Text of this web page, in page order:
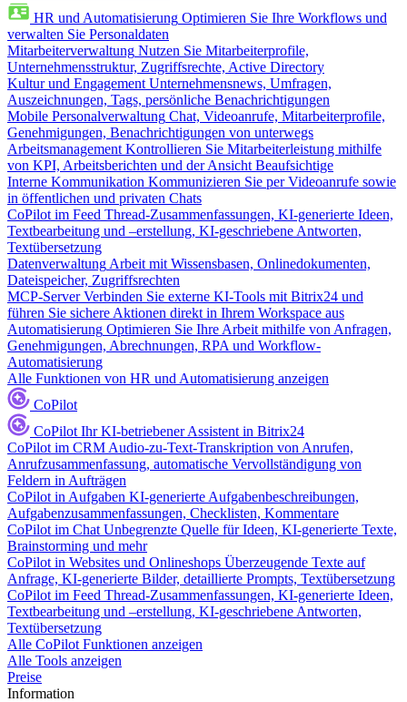
HR und Automatisierung Optimieren Sie Ihre Workflows und
verwalten Sie Personaldaten
Mitarbeiterverwaltung Nutzen Sie Mitarbeiterprofile,
Unternehmensstruktur, Zugriffsrechte, Active Directory
Kultur und Engagement Unternehmensnews, Umfragen,
Auszeichnungen, Tags, persönliche Benachrichtigungen
Mobile Personalverwaltung Chat, Videoanrufe, Mitarbeiterprofile,
Genehmigungen, Benachrichtigungen von unterwegs
Arbeitsmanagement Kontrollieren Sie Mitarbeiterleistung mithilfe
von KPI, Arbeitsberichten und der Ansicht Beaufsichtige
Interne Kommunikation Kommunizieren Sie per Videoanrufe sowie
in öffentlichen und privaten Chats
CoPilot im Feed Thread-Zusammenfassungen, KI-generierte Ideen,
Textbearbeitung und –erstellung, KI-geschriebene Antworten,
Textübersetzung
Datenverwaltung Arbeit mit Wissensbasen, Onlinedokumenten,
Dateispeicher, Zugriffsrechten
MCP-Server Verbinden Sie externe KI-Tools mit Bitrix24 und
führen Sie sichere Aktionen direkt in Ihrem Workspace aus
Automatisierung Optimieren Sie Ihre Arbeit mithilfe von Anfragen,
Genehmigungen, Abrechnungen, RPA und Workflow-
Automatisierung
Alle Funktionen von HR und Automatisierung anzeigen
CoPilot
CoPilot Ihr KI-betriebener Assistent in Bitrix24
CoPilot im CRM Audio-zu-Text-Transkription von Anrufen,
Anrufzusammenfassung, automatische Vervollständigung von
Feldern in Aufträgen
CoPilot in Aufgaben KI-generierte Aufgabenbeschreibungen,
Aufgabenzusammenfassungen, Checklisten, Kommentare
CoPilot im Chat Unbegrenzte Quelle für Ideen, KI-generierte Texte,
Brainstorming und mehr
CoPilot in Websites und Onlineshops Überzeugende Texte auf
Anfrage, KI-generierte Bilder, detaillierte Prompts, Textübersetzung
CoPilot im Feed Thread-Zusammenfassungen, KI-generierte Ideen,
Textbearbeitung und –erstellung, KI-geschriebene Antworten,
Textübersetzung
Alle CoPilot Funktionen anzeigen
Alle Tools anzeigen
Preise
Information